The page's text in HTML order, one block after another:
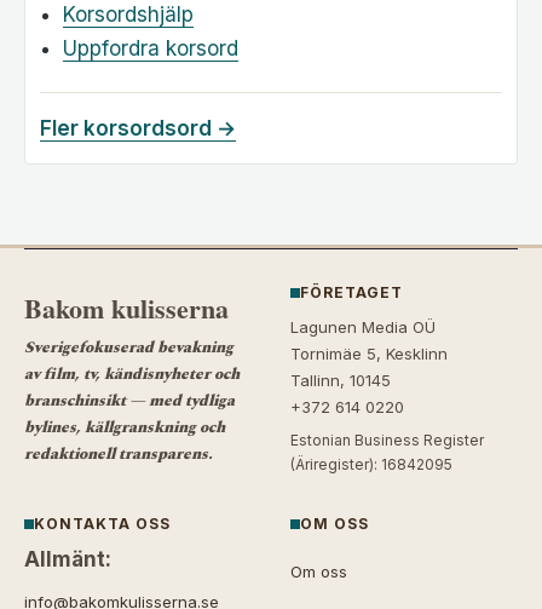
Korsordshjälp
Uppfordra korsord
Fler korsordsord →
Bakom kulisserna
Sverigefokuserad bevakning
av film, tv, kändisnyheter och
branschinsikt — med tydliga
bylines, källgranskning och
redaktionell transparens.
FÖRETAGET
Lagunen Media OÜ
Tornimäe 5, Kesklinn
Tallinn, 10145
+372 614 0220
Estonian Business Register
(Äriregister): 16842095
KONTAKTA OSS
Allmänt:
info@bakomkulisserna.se
OM OSS
Om oss